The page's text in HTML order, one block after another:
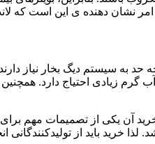
نشان دهنده ی این است که
به سیستم دیگ بخار نیاز
گرم زیادی احتیاج دارد.
آن یکی از تصمیمات مهم
خرید باید از